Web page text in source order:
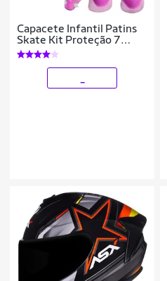
Capacete Infantil Patins
Skate Kit Proteção 7
Peças Bicicleta